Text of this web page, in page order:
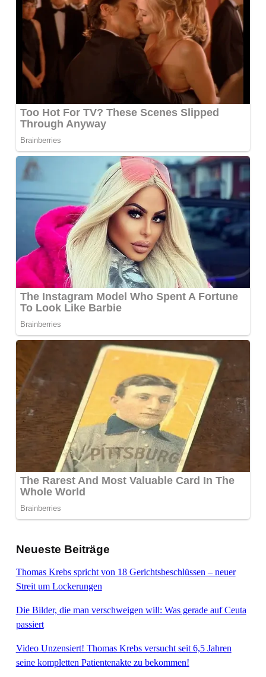
Neueste Beiträge
Thomas Krebs spricht von 18 Gerichtsbeschlüssen – neuer
Streit um Lockerungen
Die Bilder, die man verschweigen will: Was gerade auf Ceuta
passiert
Video Unzensiert! Thomas Krebs versucht seit 6,5 Jahren
seine kompletten Patientenakte zu bekommen!